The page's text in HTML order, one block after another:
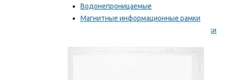
Водонепроницаемые
Магнитные информационные рамки
Самоклеящиеся информационные рамки